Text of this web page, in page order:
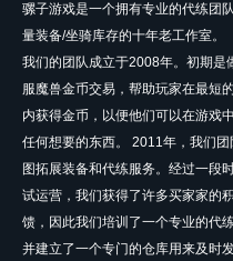
骡子游戏是一个拥有专业的代练团
量装备/坐骑库存的十年老工作室。
我们的团队成立于2008年。初期是
服魔兽金币交易，帮助玩家在最短
内获得金币，以便他们可以在游戏
任何想要的东西。 2011年，我们团
图拓展装备和代练服务。经过一段
试运营，我们获得了许多买家家的
馈，因此我们培训了一个专业的代
并建立了一个专门的仓库用来及时发